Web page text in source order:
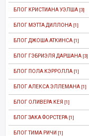
БЛОГ КРИСТИАНА УЭЛША [3]
БЛОГ МЭТТА ДИЛЛОНА [1]
БЛОГ ДЖОША АТКИНСА [1]
БЛОГ ГЭБРИЭЛЯ ДАРШАНА [3]
БЛОГ ПОЛА КЭРРОЛЛА [1]
БЛОГ АЛЕКСА ЭЛЛЕМАНА [1]
БЛОГ ОЛИВЕРА КЕЯ [1]
БЛОГ ЗАКА ФОРСТЕРА [1]
БЛОГ ТИМА РИЧИ [1]